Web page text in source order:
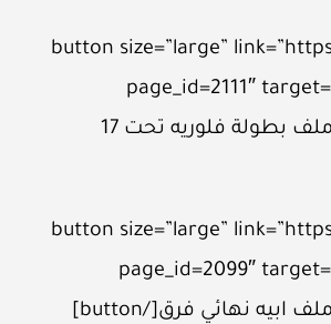
[button size=”large”
page_id=2111″
align=”center”]ملف بطولة فلوريه تحت 17
[button size=”large”
page_id=2099″